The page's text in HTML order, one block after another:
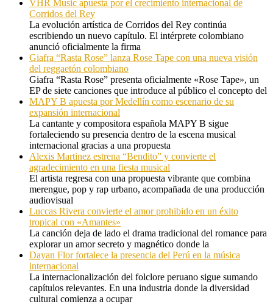
VHR Music apuesta por el crecimiento internacional de
Corridos del Rey
La evolución artística de Corridos del Rey continúa
escribiendo un nuevo capítulo. El intérprete colombiano
anunció oficialmente la firma
Giafra “Rasta Rose” lanza Rose Tape con una nueva visión
del reggaetón colombiano
Giafra “Rasta Rose” presenta oficialmente «Rose Tape», un
EP de siete canciones que introduce al público el concepto del
MAPY B apuesta por Medellín como escenario de su
expansión internacional
La cantante y compositora española MAPY B sigue
fortaleciendo su presencia dentro de la escena musical
internacional gracias a una propuesta
Alexis Martinez estrena “Bendito” y convierte el
agradecimiento en una fiesta musical
El artista regresa con una propuesta vibrante que combina
merengue, pop y rap urbano, acompañada de una producción
audiovisual
Luccas Rivera convierte el amor prohibido en un éxito
tropical con «Amantes»
La canción deja de lado el drama tradicional del romance para
explorar un amor secreto y magnético donde la
Dayan Flor fortalece la presencia del Perú en la música
internacional
La internacionalización del folclore peruano sigue sumando
capítulos relevantes. En una industria donde la diversidad
cultural comienza a ocupar